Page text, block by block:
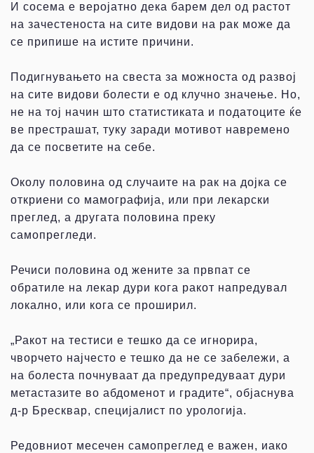
И сосема е веројатно дека барем дел од растот
на зачестеноста на сите видови на рак може да
се припише на истите причини.
Подигнувањето на свеста за можноста од развој
на сите видови болести е од клучно значење. Но,
не на тој начин што статистиката и податоците ќе
ве престрашат, туку заради мотивот навремено
да се посветите на себе.
Околу половина од случаите на рак на дојка се
откриени со мамографија, или при лекарски
преглед, а другата половина преку
самопрегледи.
Речиси половина од жените за првпат се
обратиле на лекар дури кога ракот напредувал
локално, или кога се проширил.
„Ракот на тестиси е тешко да се игнорира,
чворчето најчесто е тешко да не се забележи, а
на болеста почнуваат да предупредуваат дури
метастазите во абдоменот и градите“, објаснува
д-р Бресквар, специјалист по урологија.
Редовниот месечен самопреглед е важен, иако